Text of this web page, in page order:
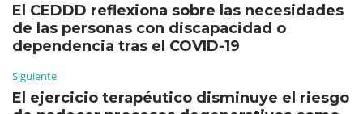
El CEDDD reflexiona sobre las necesidades
de las personas con discapacidad o
dependencia tras el COVID-19
Siguiente
El ejercicio terapéutico disminuye el riesgo